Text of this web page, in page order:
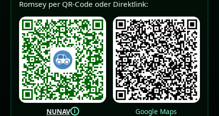
Romsey per QR-Code oder Direktlink:
NUNAV i Google Maps